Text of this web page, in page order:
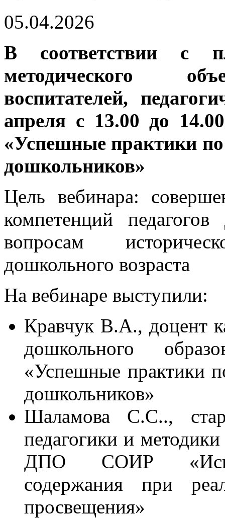
05.04.2026
В соответствии с
методического
воспитателей,
апреля с 13.00 до
«Успешные практики
дошкольников»
Цель вебинара:
компетенций
вопросам
дошкольного возраста
На вебинаре выступили:
Кравчук В.А., доцент
дошкольного
«Успешные практики
дошкольников»
Шаламова С.С..,
педагогики и
ДПО СОИР
содержания при
просвещения»